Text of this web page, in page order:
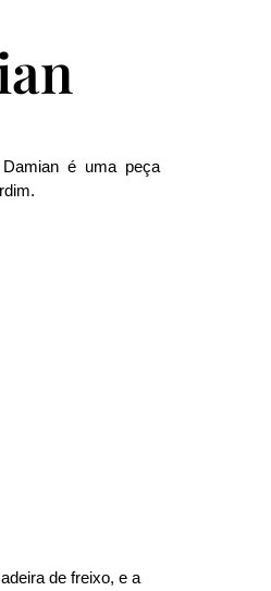
é uma peça
de freixo, e a